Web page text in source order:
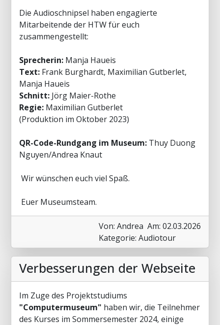
Die Audioschnipsel haben engagierte
Mitarbeitende der HTW für euch
zusammengestellt:
Sprecherin: Manja Haueis
Text: Frank Burghardt, Maximilian Gutberlet,
Manja Haueis
Schnitt: Jörg Maier-Rothe
Regie: Maximilian Gutberlet
(Produktion im Oktober 2023)
QR-Code-Rundgang im Museum: Thuy Duong
Nguyen/Andrea Knaut
Wir wünschen euch viel Spaß.
Euer Museumsteam.
Von: Andrea Am: 02.03.2026
Kategorie: Audiotour
Verbesserungen der Webseite
Im Zuge des Projektstudiums
"Computermuseum" haben wir, die Teilnehmer
des Kurses im Sommersemester 2024, einige